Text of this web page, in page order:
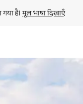
है। मूल भाषा दिखाएँ